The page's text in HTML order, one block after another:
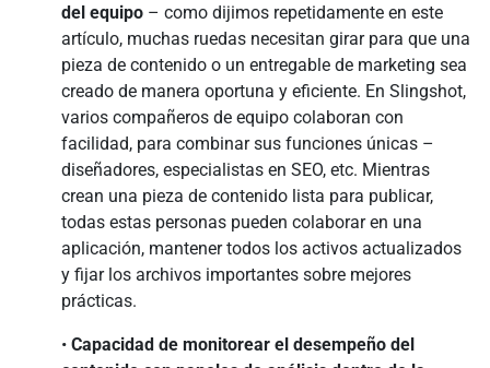
del equipo – como dijimos repetidamente en este
artículo, muchas ruedas necesitan girar para que una
pieza de contenido o un entregable de marketing sea
creado de manera oportuna y eficiente. En Slingshot,
varios compañeros de equipo colaboran con
facilidad, para combinar sus funciones únicas –
diseñadores, especialistas en SEO, etc. Mientras
crean una pieza de contenido lista para publicar,
todas estas personas pueden colaborar en una
aplicación, mantener todos los activos actualizados
y fijar los archivos importantes sobre mejores
prácticas.
• Capacidad de monitorear el desempeño del